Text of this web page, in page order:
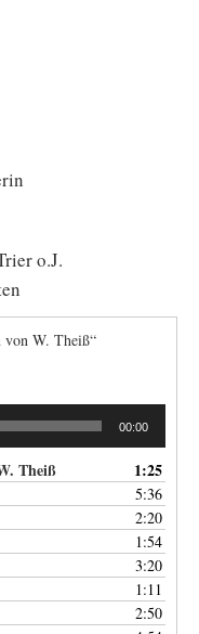
o.J.
von W. Theiß“
00:00
Theiß 1:25
5:36
2:20
1:54
3:20
1:11
2:50